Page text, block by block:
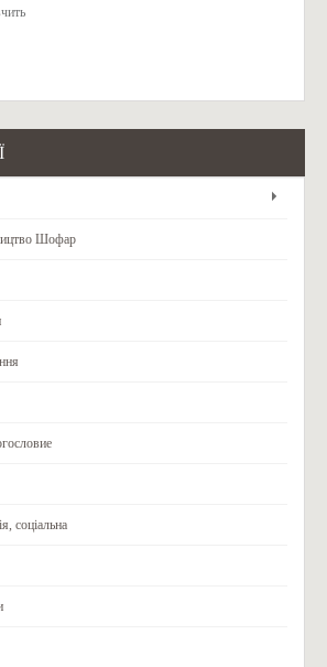
Шофар
соціальна